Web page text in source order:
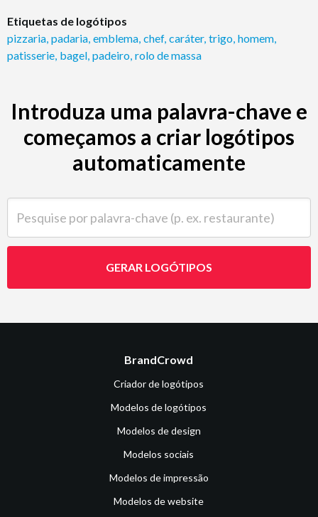
Etiquetas de logótipos
pizzaria padaria emblema chef, caráter, trigo homem
patisserie bagel padeiro rolo de massa
Introduza uma palavra-chave e
começamos a criar logótipos
automaticamente
GERAR LOGÓTIPOS
BrandCrowd
Criador de logótipos
Modelos de logótipos
Modelos de design
Modelos sociais
Modelos de impressão
Modelos de website